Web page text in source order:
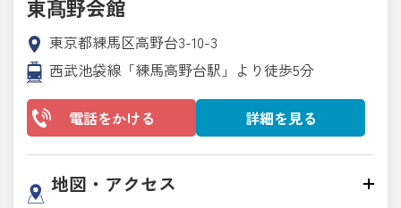
東髙野会館
東京都練馬区高野台3-10-3
西武池袋線「練馬高野台駅」より徒歩5分
電話をかける 詳細を見る
地図・アクセス